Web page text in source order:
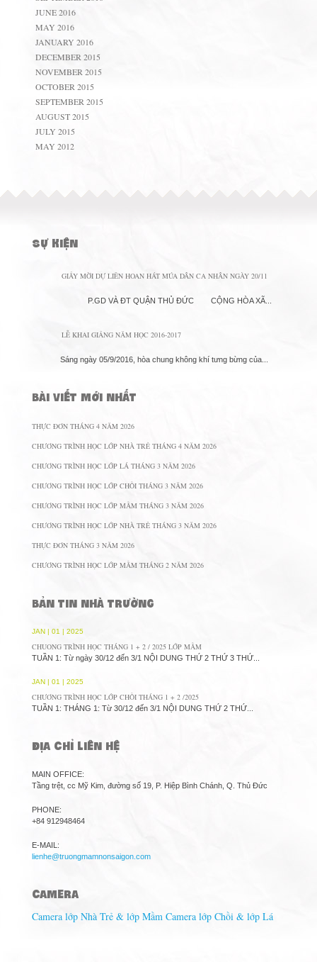
JUNE 2016
MAY 2016
JANUARY 2016
DECEMBER 2015
NOVEMBER 2015
OCTOBER 2015
SEPTEMBER 2015
AUGUST 2015
JULY 2015
MAY 2012
SỰ KIỆN
GIẤY MỜI DỰ LIÊN HOAN HÁT MÚA DÂN CA NHÂN NGÀY 20/11
P.GD VÀ ĐT QUẬN THỦ ĐỨC CỘNG HÒA XÃ...
LỄ KHAI GIẢNG NĂM HỌC 2016-2017
Sáng ngày 05/9/2016, hòa chung không khí tưng bừng của...
BÀI VIẾT MỚI NHẤT
THỰC ĐƠN THÁNG 4 NĂM 2026
CHƯƠNG TRÌNH HỌC LỚP NHÀ TRẺ THÁNG 4 NĂM 2026
CHƯƠNG TRÌNH HỌC LỚP LÁ THÁNG 3 NĂM 2026
CHƯƠNG TRÌNH HỌC LỚP CHỒI THÁNG 3 NĂM 2026
CHƯƠNG TRÌNH HỌC LỚP MẦM THÁNG 3 NĂM 2026
CHƯƠNG TRÌNH HỌC LỚP NHÀ TRẺ THÁNG 3 NĂM 2026
THỰC ĐƠN THÁNG 3 NĂM 2026
CHƯƠNG TRÌNH HỌC LỚP MẦM THÁNG 2 NĂM 2026
BẢN TIN NHÀ TRƯỜNG
JAN | 01 | 2025
CHUONG TRÌNH HỌC THÁNG 1 + 2 / 2025 LỚP MẦM
TUẦN 1: Từ ngày 30/12 đến 3/1 NỘI DUNG THỨ 2 THỨ 3 THỨ...
JAN | 01 | 2025
CHƯƠNG TRÌNH HỌC LỚP CHỒI THÁNG 1 + 2 /2025
TUẦN 1: THÁNG 1: Từ 30/12 đến 3/1 NỘI DUNG THỨ 2 THỨ...
ĐỊA CHỈ LIÊN HỆ
MAIN OFFICE:
Tầng trệt, cc Mỹ Kim, đường số 19, P. Hiệp Bình Chánh, Q. Thủ Đức
PHONE:
+84 912948464
E-MAIL:
lienhe@truongmamnonsaigon.com
CAMERA
Camera lớp Nhà Trẻ & lớp Mầm Camera lớp Chồi & lớp Lá